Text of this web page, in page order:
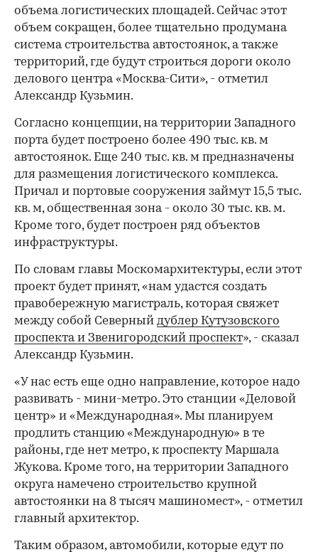
объема логистических площадей. Сейчас этот
объем сокращен, более тщательно продумана
система строительства автостоянок, а также
территорий, где будут строиться дороги около
делового центра «Москва-Сити», - отметил
Александр Кузьмин.
Согласно концепции, на территории Западного
порта будет построено более 490 тыс. кв. м
автостоянок. Еще 240 тыс. кв. м предназначены
для размещения логистического комплекса.
Причал и портовые сооружения займут 15,5 тыс.
кв. м, общественная зона - около 30 тыс. кв. м.
Кроме того, будет построен ряд объектов
инфраструктуры.
По словам главы Москомархитектуры, если этот
проект будет принят, «нам удастся создать
правобережную магистраль, которая свяжет
между собой Северный дублер Кутузовского
проспекта и Звенигородский проспект», - сказал
Александр Кузьмин.
«У нас есть еще одно направление, которое надо
развивать - мини-метро. Это станции «Деловой
центр» и «Международная». Мы планируем
продлить станцию «Международную» в те
районы, где нет метро, к проспекту Маршала
Жукова. Кроме того, на территории Западного
округа намечено строительство крупной
автостоянки на 8 тысяч машиномест», - отметил
главный архитектор.
Таким образом, автомобили, которые едут по